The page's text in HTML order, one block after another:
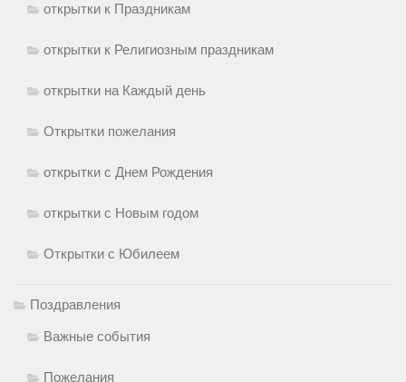
открытки к Праздникам
открытки к Религиозным праздникам
открытки на Каждый день
Открытки пожелания
открытки с Днем Рождения
открытки с Новым годом
Открытки с Юбилеем
Поздравления
Важные события
Пожелания